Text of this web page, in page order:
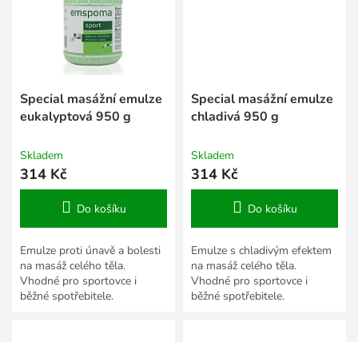
Special masážní emulze
eukalyptová 950 g
Skladem
314 Kč
Do košíku
Emulze proti únavě a bolesti
na masáž celého těla.
Vhodné pro sportovce i
běžné spotřebitele.
Special masážní emulze
chladivá 950 g
Skladem
314 Kč
Do košíku
Emulze s chladivým efektem
na masáž celého těla.
Vhodné pro sportovce i
běžné spotřebitele.